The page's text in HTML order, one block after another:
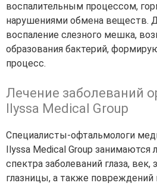
воспалительным процессом,
нарушениями обмена веществ.
воспаление слезного мешка,
образования бактерий,
процесс.
Лечение заболеваний
Ilyssa Medical Group
Специалисты-офтальмологи
Ilyssa Medical Group занимаются
спектра заболеваний глаза, век,
глазницы, а также повреждений